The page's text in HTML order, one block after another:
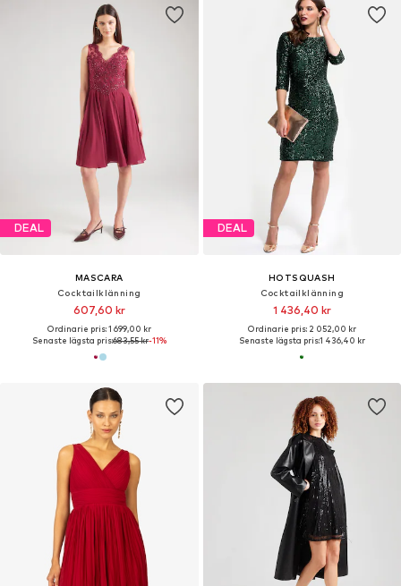
DEAL
MASCARA
Cocktailklänning
607,60 kr
Ordinarie pris: 1 699,00 kr
Senaste lägsta pris:683,55 kr-11%
DEAL
HOTSQUASH
Cocktailklänning
1 436,40 kr
Ordinarie pris: 2 052,00 kr
Senaste lägsta pris:1 436,40 kr